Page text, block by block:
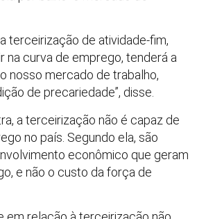
terceirização de atividade-fim,
na curva de emprego, tenderá a
nosso mercado de trabalho,
de precariedade”, disse.
a terceirização não é capaz de
no país. Segundo ela, são
econômico que geram
e não o custo da força de